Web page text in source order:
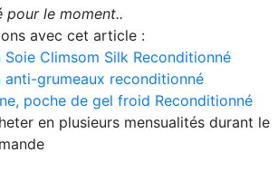
pour le moment..
avec cet article :
Climsom Silk Reconditionné
anti-grumeaux reconditionné
poche de gel froid Reconditionné
en plusieurs mensualités durant le